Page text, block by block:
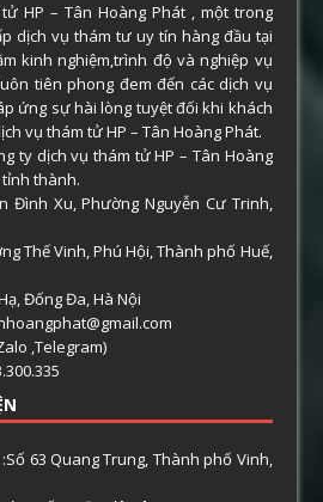
HP – Tân Hoàng Phát , một trong
dịch vụ thám tư uy tín hàng đầu tại
kinh nghiệm,trình độ và nghiệp vụ
tiên phong đem đến các dịch vụ
ứng sự hài lòng tuyệt đối khi khách
vụ thám tử HP – Tân Hoàng Phát.
ty dịch vụ thám tử HP – Tân Hoàng
tỉnh thành.
Đình Xu, Phường Nguyễn Cư Trinh,
Thế Vinh, Phú Hội, Thành phố Huế,
Đống Đa, Hà Nội
,Telegram)
63 Quang Trung, Thành phố Vinh,